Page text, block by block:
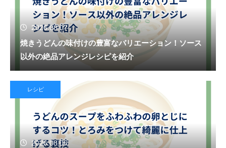
2026.08.07
焼きうどんの味付けの豊富なバリエーション！ソース
以外の絶品アレンジレシピを紹介
レシピ
2026.08.06